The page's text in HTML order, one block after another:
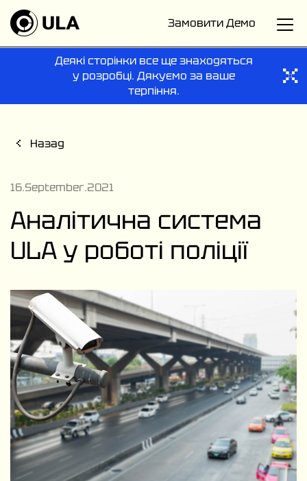
Замовити Демо
Деякі сторінки все ще знаходяться
у розробці. Дякуємо за ваше
терпіння.
Назад
16.September.2021
Аналітична система
ULA у роботі поліції